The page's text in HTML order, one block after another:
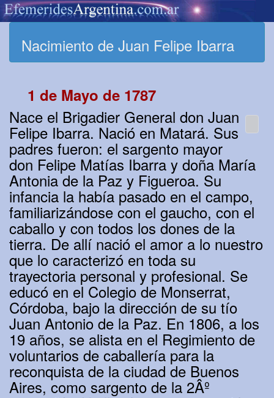
Nacimiento de Juan Felipe Ibarra
1 de Mayo de 1787
Nace el Brigadier General don Juan
Felipe Ibarra. Nació en Matará. Sus
padres fueron: el sargento mayor
don Felipe Matías Ibarra y doña María
Antonia de la Paz y Figueroa. Su
infancia la había pasado en el campo,
familiarizándose con el gaucho, con el
caballo y con todos los dones de la
tierra. De allí nació el amor a lo nuestro
que lo caracterizó en toda su
trayectoria personal y profesional. Se
educó en el Colegio de Monserrat,
Córdoba, bajo la dirección de su tío
Juan Antonio de la Paz. En 1806, a los
19 años, se alista en el Regimiento de
voluntarios de caballería para la
reconquista de la ciudad de Buenos
Aires, como sargento de la 2Âº